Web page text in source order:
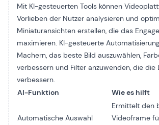
Mit KI-gesteuerten Tools können
Vorlieben der Nutzer analysieren und
Miniaturansichten erstellen, die das
maximieren. KI-gesteuerte
Machern, das beste Bild auszuwählen,
verbessern und Filter anzuwenden, die die
verbessern.
AI-Funktion
Wie es hilft
Automatische Auswahl
Ermittelt den
Videoframe